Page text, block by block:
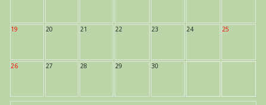
19 20 21 22 23 24 25
26 27 28 29 30